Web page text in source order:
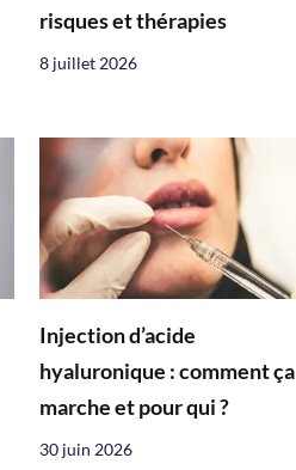
risques et thérapies
8 juillet 2026
Injection d’acide
hyaluronique : comment ça
marche et pour qui ?
30 juin 2026